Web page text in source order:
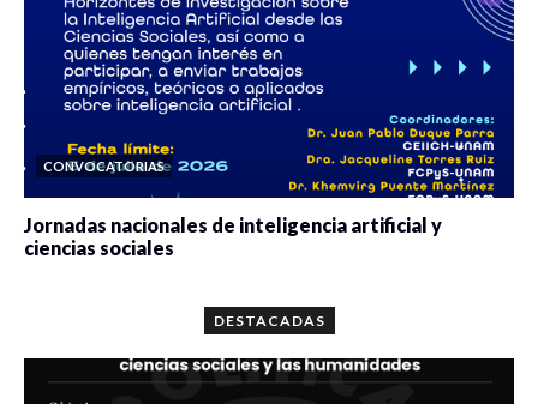
CONVOCATORIAS
Jornadas nacionales de inteligencia artificial y
ciencias sociales
DESTACADAS